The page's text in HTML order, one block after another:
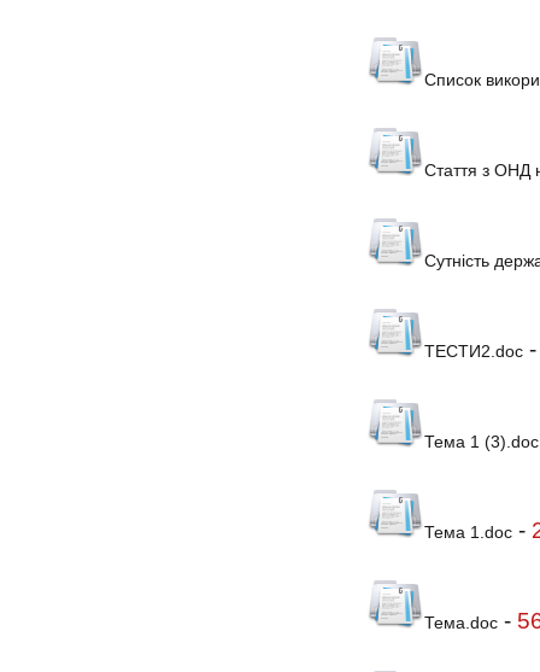
Список
Стаття з ОНД
Сутність
ТЕСТИ2.doc
Тема 1 (3).doc
Тема 1.doc-
Тема.doc-